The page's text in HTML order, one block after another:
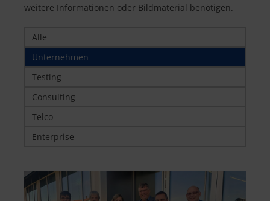
weitere Informationen oder Bildmaterial benötigen.
Alle
Unternehmen
Testing
Consulting
Telco
Enterprise